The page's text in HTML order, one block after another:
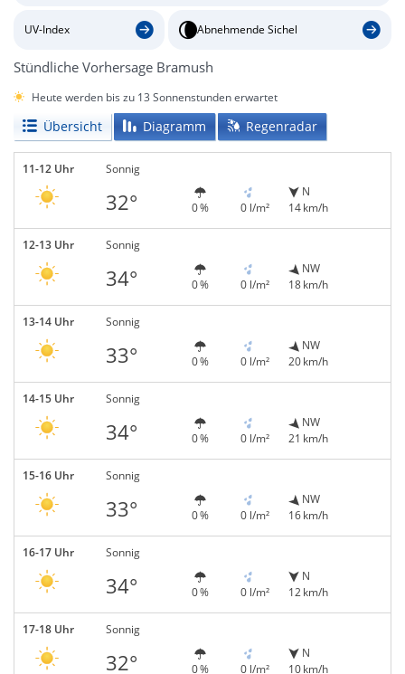
UV-Index Abnehmende Sichel
Stündliche Vorhersage Bramush
Heute werden bis zu 13 Sonnenstunden erwartet
Übersicht Diagramm Regenradar
11-12 Uhr Sonnig
32° 0 % 0 l/m²
N
14 km/h
12-13 Uhr Sonnig
34° 0 % 0 l/m²
NW
18 km/h
13-14 Uhr Sonnig
33° 0 % 0 l/m²
NW
20 km/h
14-15 Uhr Sonnig
34° 0 % 0 l/m²
NW
21 km/h
15-16 Uhr Sonnig
33° 0 % 0 l/m²
NW
16 km/h
16-17 Uhr Sonnig
34° 0 % 0 l/m²
N
12 km/h
17-18 Uhr Sonnig
32° 0 % 0 l/m²
N
10 km/h